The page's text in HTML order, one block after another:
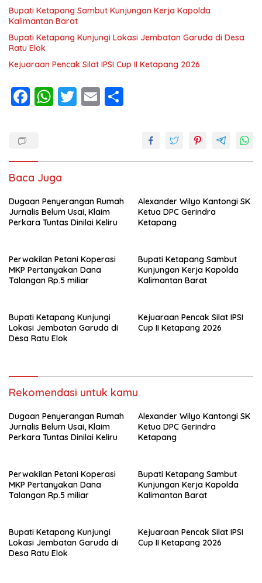
Bupati Ketapang Sambut Kunjungan Kerja Kapolda
Kalimantan Barat
Bupati Ketapang Kunjungi Lokasi Jembatan Garuda di Desa
Ratu Elok
Kejuaraan Pencak Silat IPSI Cup II Ketapang 2026
F
o
o
k
W
A
p
p
T E
Baca Juga
Dugaan Penyerangan Rumah
Jurnalis Belum Usai, Klaim
Perkara Tuntas Dinilai Keliru
Alexander Wilyo Kantongi SK
Ketua DPC Gerindra
Ketapang
Perwakilan Petani Koperasi
MKP Pertanyakan Dana
Talangan Rp.5 miliar
Bupati Ketapang Sambut
Kunjungan Kerja Kapolda
Kalimantan Barat
Bupati Ketapang Kunjungi
Lokasi Jembatan Garuda di
Desa Ratu Elok
Kejuaraan Pencak Silat IPSI
Cup II Ketapang 2026
Rekomendasi untuk kamu
Dugaan Penyerangan Rumah
Jurnalis Belum Usai, Klaim
Perkara Tuntas Dinilai Keliru
Alexander Wilyo Kantongi SK
Ketua DPC Gerindra
Ketapang
Perwakilan Petani Koperasi
MKP Pertanyakan Dana
Talangan Rp.5 miliar
Bupati Ketapang Sambut
Kunjungan Kerja Kapolda
Kalimantan Barat
Bupati Ketapang Kunjungi
Lokasi Jembatan Garuda di
Desa Ratu Elok
Kejuaraan Pencak Silat IPSI
Cup II Ketapang 2026